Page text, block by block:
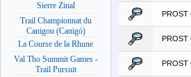
Sierre Zinal
Trail Championnat du
Canigou (Canigó)
La Course de la Rhune
Val Tho Summit Games -
Trail Pursuit
PROST
PROST
PROST